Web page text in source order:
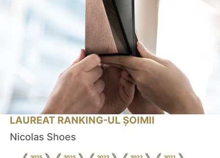
LAUREAT RANKING-UL ȘOIMII
Nicolas Shoes